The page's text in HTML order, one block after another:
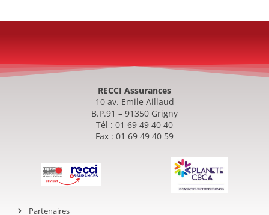
RECCI Assurances
10 av. Emile Aillaud
B.P.91 – 91350 Grigny
Tél : 01 69 49 40 40
Fax : 01 69 49 40 59
Partenaires